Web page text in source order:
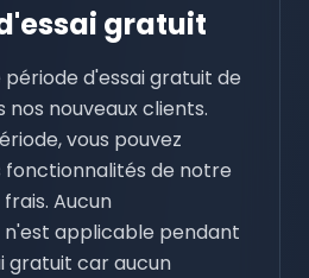
gratuit
période d'essai gratuit de
nos nouveaux clients.
vous pouvez
fonctionnalités de notre
Aucun
applicable pendant
gratuit car aucun